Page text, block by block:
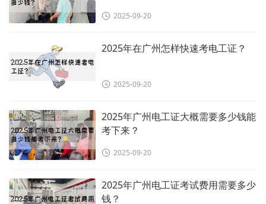
2025-09-20
2025年在广州怎样快速考电工证？
2025-09-20
2025年广州电工证大概需要多少钱能
考下来？
2025-09-20
2025年广州电工证考试费用需要多少
钱？